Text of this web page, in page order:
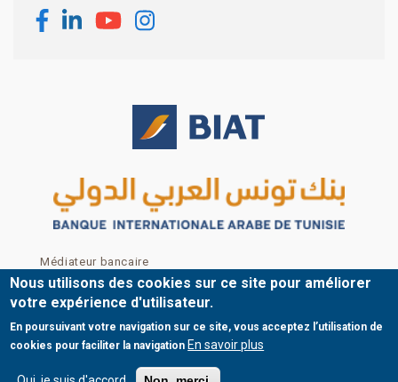
Footer menu
© Copyright BIAT 2024
Nous contacter
Mentions légales
Médiateur bancaire
Nous utilisons des cookies sur ce site pour améliorer
votre expérience d'utilisateur.
En poursuivant votre navigation sur ce site, vous acceptez l’utilisation de
cookies pour faciliter la navigation En savoir plus